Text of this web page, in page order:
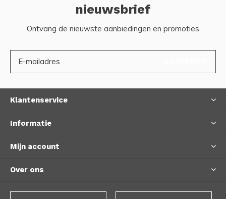
nieuwsbrief
Ontvang de nieuwste aanbiedingen en promoties
Klantenservice
Informatie
Mijn account
Over ons